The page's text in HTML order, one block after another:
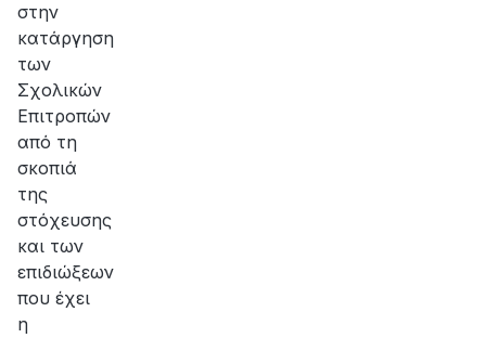
στην
κατάργηση
των
Σχολικών
Επιτροπών
από τη
σκοπιά
της
στόχευσης
και των
επιδιώξεων
που έχει
η